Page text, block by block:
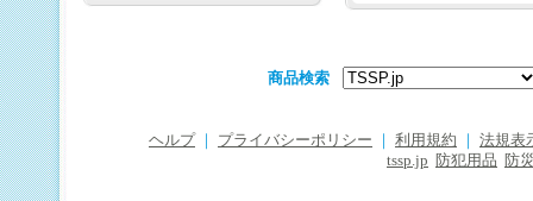
商品検索
ヘルプ プライバシーポリシー 利用規約
法規表
tssp.jp
防犯用品 防